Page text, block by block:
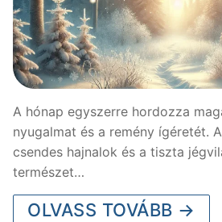
A hónap egyszerre hordozza
nyugalmat és a remény ígéretét.
csendes hajnalok és a tiszta
természet…
OLVASS TOVÁBB →